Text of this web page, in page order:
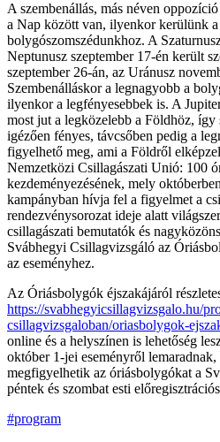
A szembenállás, más néven
a Nap között van, ilyenkor kerülünk
bolygószomszédunkhoz. A
Neptunusz szeptember 17-én került
szeptember 26-án, az Uránusz
Szembenálláskor a legnagyobb a
ilyenkor a legfényesebbek is. A
most jut a legközelebb a Földhöz, így
igézően fényes, távcsőben pedig a
figyelhető meg, ami a Földről
Nemzetközi Csillagászati Unió: 100
kezdeményezésének, mely
kampányban hívja fel a figyelmet a
rendezvénysorozat ideje alatt
csillagászati bemutatók és
Svábhegyi Csillagvizsgáló az
az eseményhez.
Az Óriásbolygók éjszakájáról
https://svabhegyicsillagvizsgalo.hu/
csillagvizsgaloban/oriasbolygok-
online és a helyszínen is lehetőség
október 1-jei eseményről lemaradnak,
megfigyelhetik az óriásbolygókat a
péntek és szombat esti
#program